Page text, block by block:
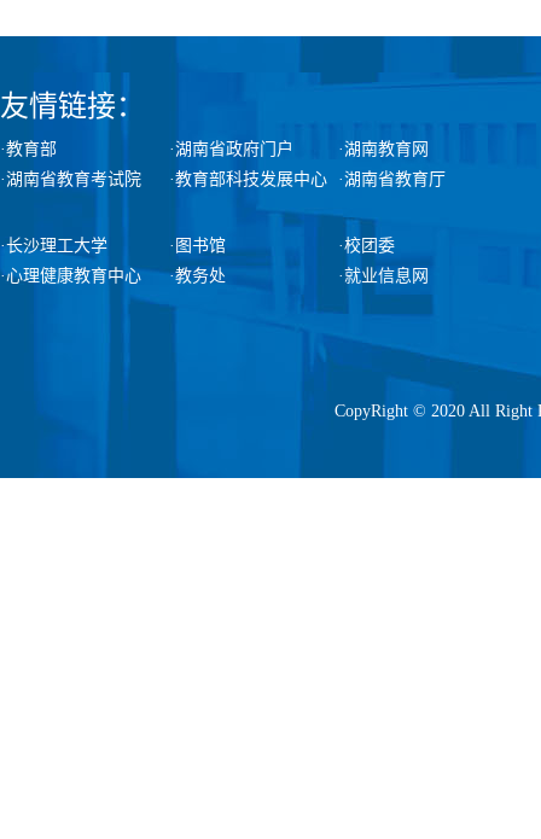
友情链接：
·教育部 ·湖南省政府门户
·湖南教育网
·湖南省教育考试院
·教育部科技发展中心 ·湖南省教育厅
·长沙理工大学 ·图书馆
·校团委
·心理健康教育中心
·教务处 ·就业信息网
CopyRight © 2020 All Right